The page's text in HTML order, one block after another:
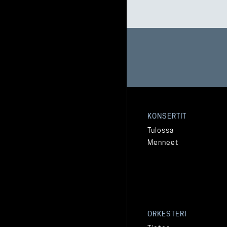
KONSERTIT
Tulossa
Menneet
ORKESTERI